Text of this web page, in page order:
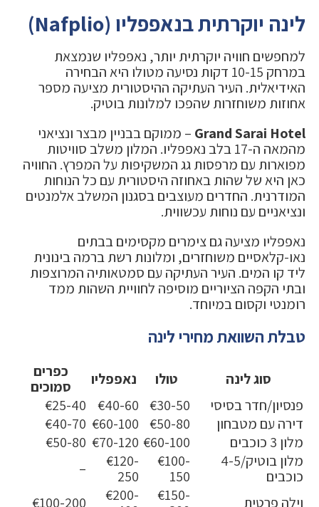
לינה יוקרתית בנאפפליו (Nafplio)
למחפשים חוויה יוקרתית יותר, נאפפליו שנמצאת
במרחק 10-15 דקות נסיעה מטולו היא הבחירה
האידיאלית. העיר העתיקה ההיסטורית מציעה מספר
אחוזות משוחזרות שהפכו למלונות בוטיק.
Grand Sarai Hotel – ממוקם בבניין מבצר ונציאני
מהמאה ה-17 בלב נאפפליו. המלון משלב סוויטות
מפוארות עם מרפסות גג המשקיפות על המפרץ. החוויה
כאן היא של שהות באחוזה היסטורית עם כל הנוחות
המודרנית. החדרים מעוצבים בסגנון המשלב אלמנטים
ונציאניים עם נוחות עכשווית.
נאפפליו מציעה גם צימרים מקסימים בבתים
נאו-קלאסיים משוחזרים, ומלונות רשת ברמה בינונית
ליד קו המים. העיר העתיקה עם סמטאותיה המרוצפות
ובתי הקפה הציוריים מוסיפה לחוויית השהות ממד
רומנטי וקסום במיוחד.
טבלת השוואת מחירי לינה
סוג לינה טולו נאפפליו
כפרים
סמוכים
פנסיון/חדר בסיסי
€30-50
€40-60
€25-40
דירה עם מטבחון
€50-80
€60-100
€40-70
מלון 3 כוכבים
€60-100
€70-120
€50-80
מלון בוטיק/4-5
כוכבים
€100-
150
€120-
250
–
וילה פרטית
€150-
€200-
€100-200